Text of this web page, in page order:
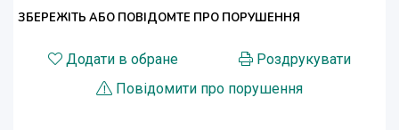
ЗБЕРЕЖІТЬ АБО ПОВІДОМТЕ ПРО ПОРУШЕННЯ
Додати в обране
Роздрукувати
Повідомити про порушення